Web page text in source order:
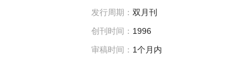
发行周期： 双月刊
创刊时间： 1996
审稿时间： 1个月内